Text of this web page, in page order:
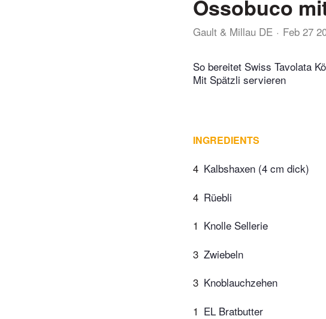
Ossobuco
Gault & Millau DE Feb 27
So bereitet Swiss Tavolata
Mit Spätzli servieren
INGREDIENTS
4 Kalbshaxen (4 cm dick)
4 Rüebli
1 Knolle Sellerie
3 Zwiebeln
3 Knoblauchzehen
1 EL Bratbutter